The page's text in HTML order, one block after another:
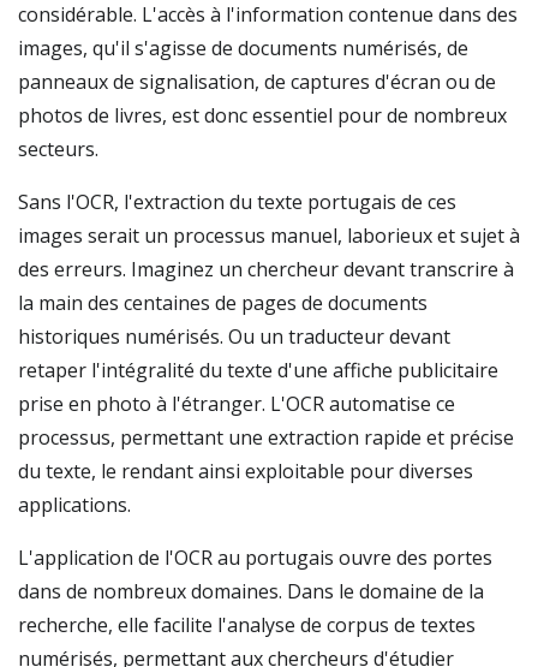
considérable. L'accès à l'information contenue dans des
images, qu'il s'agisse de documents numérisés, de
panneaux de signalisation, de captures d'écran ou de
photos de livres, est donc essentiel pour de nombreux
secteurs.
Sans l'OCR, l'extraction du texte portugais de ces
images serait un processus manuel, laborieux et sujet à
des erreurs. Imaginez un chercheur devant transcrire à
la main des centaines de pages de documents
historiques numérisés. Ou un traducteur devant
retaper l'intégralité du texte d'une affiche publicitaire
prise en photo à l'étranger. L'OCR automatise ce
processus, permettant une extraction rapide et précise
du texte, le rendant ainsi exploitable pour diverses
applications.
L'application de l'OCR au portugais ouvre des portes
dans de nombreux domaines. Dans le domaine de la
recherche, elle facilite l'analyse de corpus de textes
numérisés, permettant aux chercheurs d'étudier